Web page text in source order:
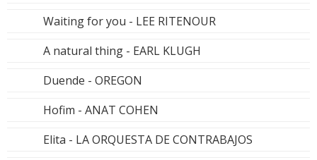
Waiting for you - LEE RITENOUR
A natural thing - EARL KLUGH
Duende - OREGON
Hofim - ANAT COHEN
Elita - LA ORQUESTA DE CONTRABAJOS